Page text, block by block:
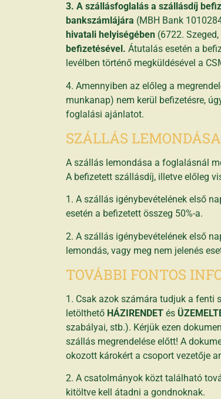
3. A szállásfoglalás a szállásdíj
bankszámlájára (MBH Bank
hivatali helyiségében (6722.
befizetésével. Átutalás esetén a
levélben történő megküldésével a
4. Amennyiben az előleg a
munkanap) nem kerül befizetésre,
foglalási ajánlatot.
SZÁLLÁS
A szállás lemondása a foglalásnál
A befizetett szállásdíj, illetve előleg
1. A szállás igénybevételének első
esetén a befizetett összeg 50%-a.
2. A szállás igénybevételének első
lemondás, vagy meg nem jelenés
TOVÁBBI FONTOS
1. Csak azok számára tudjuk a
letölthető HÁZIRENDET és
szabályai, stb.). Kérjük ezen
szállás megrendelése előtt! A
okozott károkért a csoport vezetője
2. A csatolmányok közt található
kitöltve kell átadni a gondnoknak.